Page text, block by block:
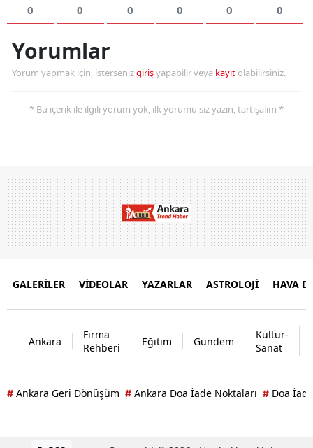
0 0 0 0 0 0
Yorumlar
Yorum yapmak için, istersenizgirişyapabilir veya kayıt olabilirsiniz.
* Bu içerik ile ilgili yorum yok, ilk yorumu siz yazın, tartışalım *
GALERİLER VİDEOLAR YAZARLAR ASTROLOJİ HAVA
Ankara
Firma
Rehberi
Eğitim Gündem
Kültür-
Sanat
# Ankara Geri Dönüşüm # Ankara Doa İade Noktaları # Doa